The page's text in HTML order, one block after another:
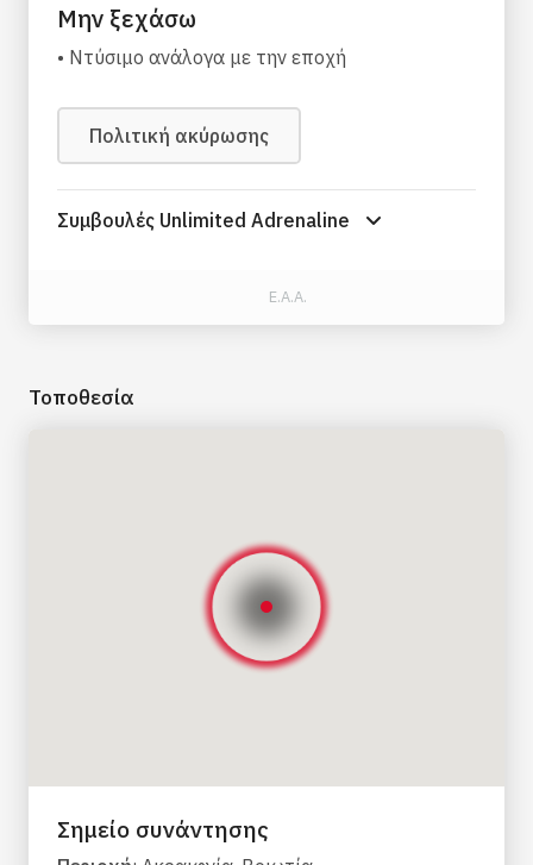
Μην ξεχάσω
• Ντύσιμο ανάλογα με την εποχή
Πολιτική ακύρωσης
Συμβουλές Unlimited Adrenaline
Ε.Α.Α.
Τοποθεσία
Σημείο συνάντησης